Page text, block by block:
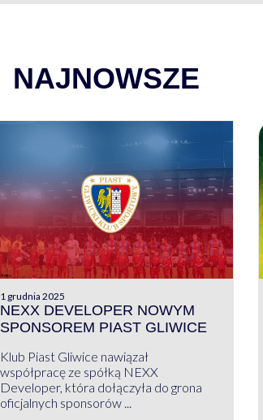
NAJNOWSZE
1 grudnia 2025
NEXX DEVELOPER NOWYM
SPONSOREM PIAST GLIWICE
Klub Piast Gliwice nawiązał
współpracę ze spółką NEXX
Developer, która dołączyła do grona
oficjalnych sponsorów ...